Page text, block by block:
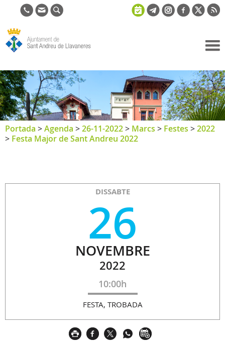
de Sant
Andreu de
Llavaneres
Portada >Agenda >26-11-2022> Marcs > Festes >2022
> Festa Major de Sant Andreu 2022
DISSABTE
26
NOVEMBRE
2022
10:00h
FESTA, TROBADA